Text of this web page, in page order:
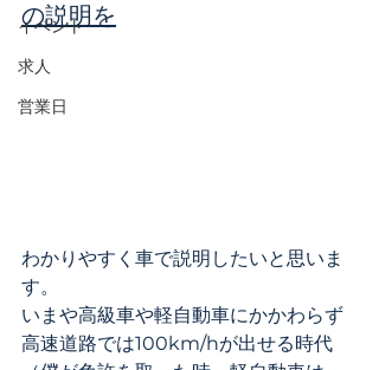
イベント
求人
営業日
の説明を
わかりやすく車で説明したいと思いま
す。
いまや高級車や軽自動車にかかわらず
高速道路では100km/hが出せる時代